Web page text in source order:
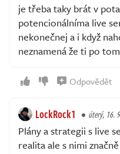
je třeba taky brát v
potencionálníma live
nekonečnej a i když
neznamená že ti po
Odpovědět
LockRock1 úterý, 16.
Plány a strategii s live
realita ale s nimi